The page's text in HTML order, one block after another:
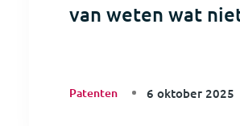
van weten wat
Patenten 6 oktober 2025